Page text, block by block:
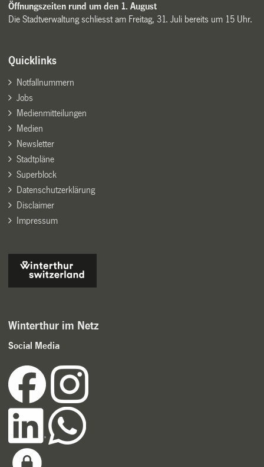
Öffnungszeiten rund um den 1. August
Die Stadtverwaltung schliesst am Freitag, 31. Juli bereits um 15 Uhr.
Quicklinks
Notfallnummern
Jobs
Medienmitteilungen
Medien
Newsletter
Stadtpläne
Superblock
Datenschutzerklärung
Disclaimer
Impressum
Winterthur im Netz
Social Media